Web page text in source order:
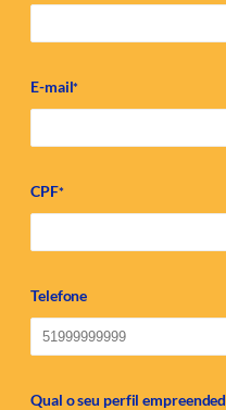
E-mail*
CPF*
Telefone
Qual o seu perfil